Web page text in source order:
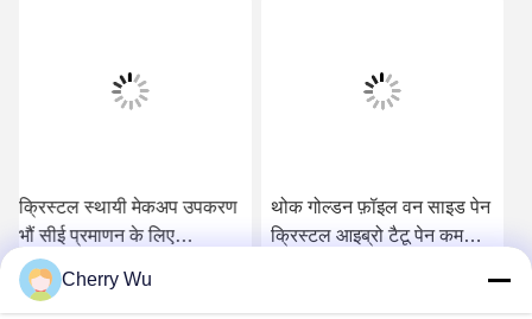
थोक गोल्डन फ़ॉइल वन साइड पेन
क्रिस्टल आइब्रो टैटू पेन कम
कीमत के साथ स्थायी मैनुअल टैटू
पेन
3 डी आइब्रो कढ़ाई मैनुअल टैटू
पेंसिल और पेन माइक्रोब्लैडिंग हैंड
Cherry Wu